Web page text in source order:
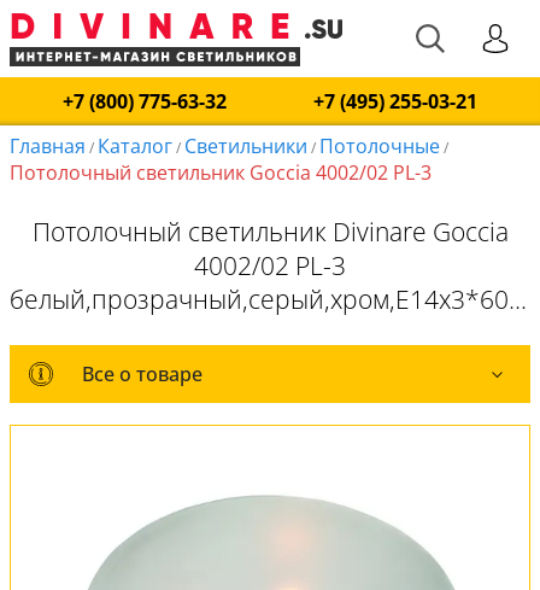
+7 (800) 775-63-32
+7 (495) 255-03-21
Главная / Каталог/ Светильники / Потолочные/
Потолочный светильник Goccia 4002/02 PL-3
Потолочный светильник Divinare Goccia
4002/02 PL-3
белый,прозрачный,серый,хром,E14x3*60W
Все о товаре
Все о товаре
Комплект лампочек
Вся коллекция